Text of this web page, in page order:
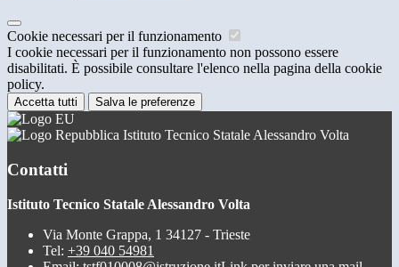
Cookie necessari per il funzionamento
I cookie necessari per il funzionamento non possono essere
disabilitati. È possibile consultare l'elenco nella pagina della cookie
policy.
Accetta tutti Salva le preferenze
Istituto Tecnico Statale Alessandro Volta
Contatti
Istituto Tecnico Statale Alessandro Volta
Via Monte Grappa, 1 34127 - Trieste
Tel: +39 040 54981